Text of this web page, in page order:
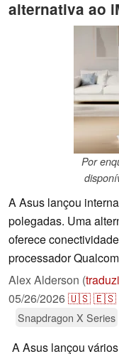
alternativa ao
Por
A Asus lançou
polegadas. Uma
oferece
processador
Alex Alderson (
05/26/2026🇺🇸🇪🇸
Snapdragon X Series
A Asus lançou